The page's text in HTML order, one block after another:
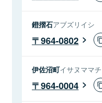
鐙摺石アブズリイシ
964-0802
伊佐沼町イサヌママチ
964-0004